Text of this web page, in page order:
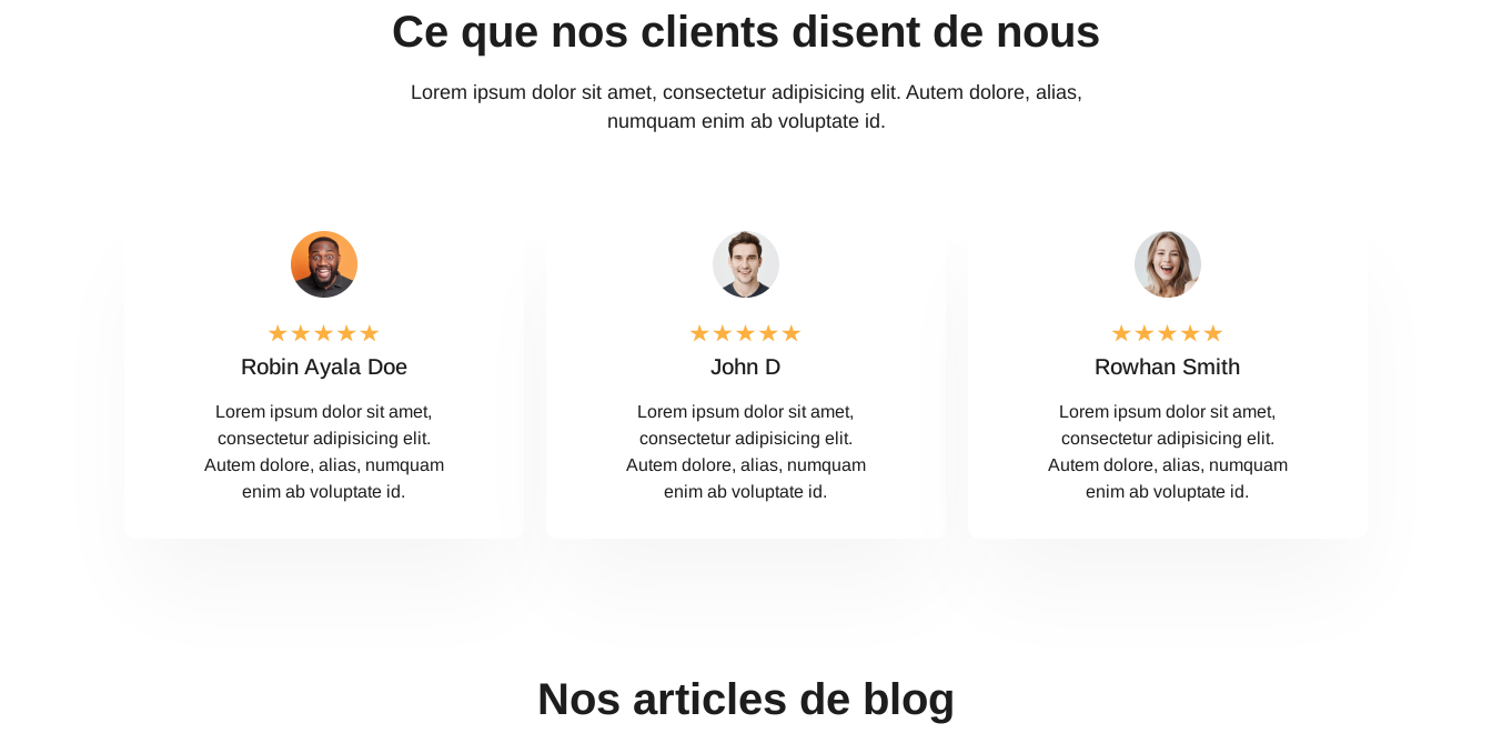
Ce que nos clients disent de nous
Lorem ipsum dolor sit amet, consectetur adipisicing elit. Autem dolore, alias,
numquam enim ab voluptate id.
Robin Ayala Doe
Lorem ipsum dolor sit amet,
consectetur adipisicing elit.
Autem dolore, alias, numquam
enim ab voluptate id.
John D
Lorem ipsum dolor sit amet,
consectetur adipisicing elit.
Autem dolore, alias, numquam
enim ab voluptate id.
Rowhan Smith
Lorem ipsum dolor sit amet,
consectetur adipisicing elit.
Autem dolore, alias, numquam
enim ab voluptate id.
Nos articles de blog